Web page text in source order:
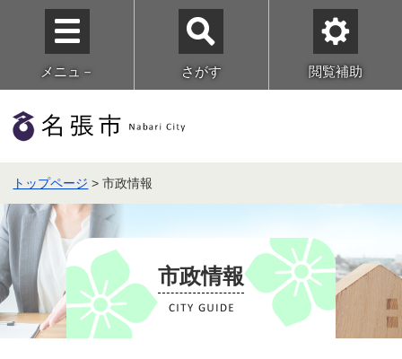
メニュ－ さがす 閲覧補助
トップページ > 市政情報
市政情報